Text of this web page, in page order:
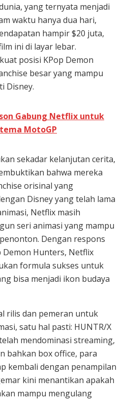
yang ternyata menjadi
waktu hanya dua hari,
hampir $20 juta,
ini di layar lebar.
posisi KPop Demon
besar yang mampu
Disney.
Gabung Netflix untuk
MotoGP
sekadar kelanjutan cerita,
bahwa mereka
orisinal yang
Disney yang telah lama
Netflix masih
seri animasi yang mampu
Dengan respons
Demon Hunters, Netflix
formula sukses untuk
bisa menjadi ikon budaya
rilis dan pemeran untuk
satu hal pasti: HUNTR/X
mendominasi streaming,
bahkan box office, para
kembali dengan penampilan
kini menantikan apakah
mampu mengulang